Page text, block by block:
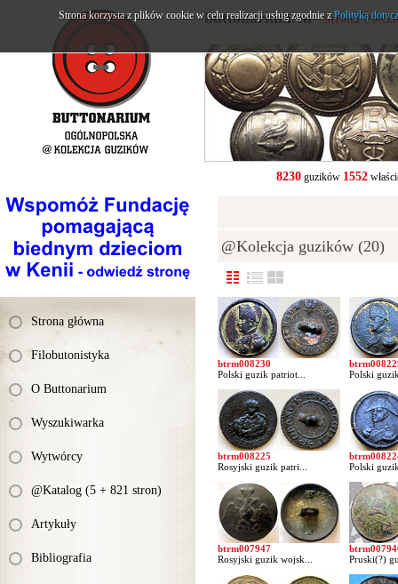
Strona główna
Filobutonistyka
O Buttonarium
Wyszukiwarka
Wytwórcy
@Katalog (5 + 821 stron)
Artykuły
Bibliografia
buttonarium.eu- Strona
8230guzików 1552
@Kolekcja guzików (20)
btrm008230
Polski guzik patriot...
Polski
btrm008225
Rosyjski guzik patri...
Polski
btrm007947
Rosyjski guzik wojsk...
Pruski(?)
Strona korzysta z plików cookie w celu realizacji usług zgodnie zPolityką